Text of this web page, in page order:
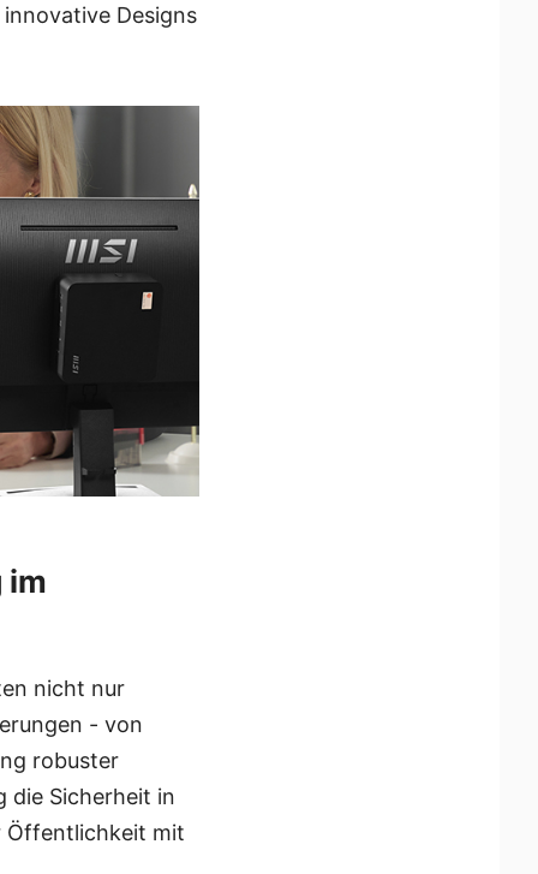
Designs
im
nicht nur
- von
robuster
die Sicherheit in
Öffentlichkeit mit